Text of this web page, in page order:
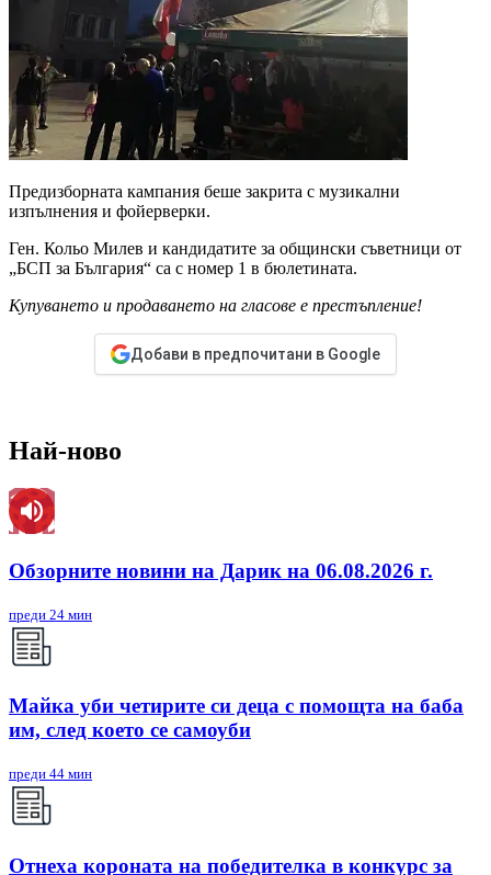
Предизборната кампания беше закрита с музикални
изпълнения и фойерверки.
Ген. Кольо Милев и кандидатите за общински съветници от
„БСП за България“ са с номер 1 в бюлетината.
Купуването и продаването на гласове е престъпление!
Добави в предпочитани в Google
Най-ново
Обзорните новини на Дарик на 06.08.2026 г.
преди 24 мин
Майка уби четирите си деца с помощта на баба
им, след което се самоуби
преди 44 мин
Отнеха короната на победителка в конкурс за